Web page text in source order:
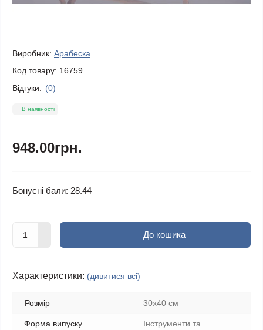
Виробник: Арабеска
Код товару: 16759
Відгуки: (0)
В наявності
948.00грн.
Бонусні бали: 28.44
До кошика
Характеристики: (дивитися всі)
Розмір 30х40 см
Форма випуску
Інструменти та